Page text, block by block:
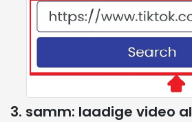
3. samm: laadige video